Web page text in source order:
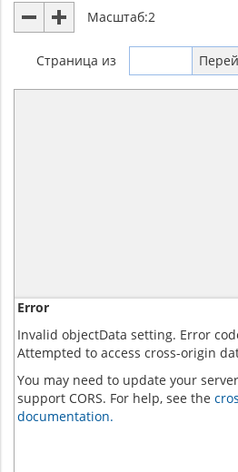
Масштаб:2
Страница из
Error
Invalid objectData setting. Error
Attempted to access cross-origin
You may need to update your
support CORS. For help, see the
documentation.